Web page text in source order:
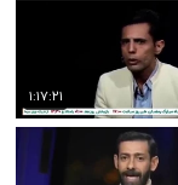
۱:۱۷:۲۱